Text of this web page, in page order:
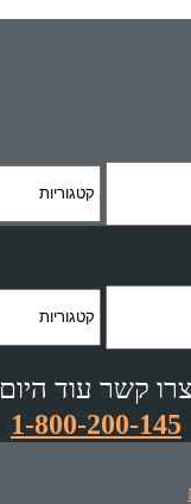
צרו קשר עוד היום
1-800-200-145